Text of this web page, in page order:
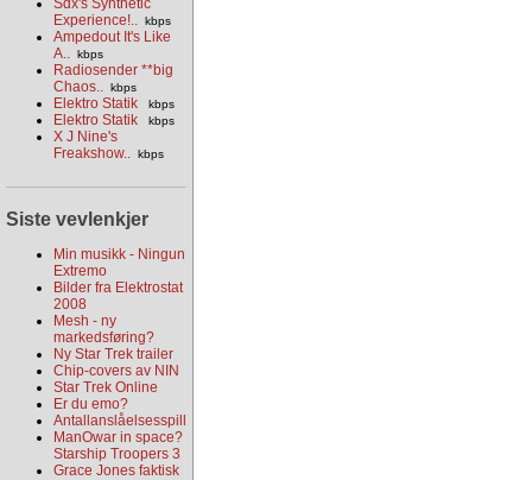
Sdx's Synthetic
Experience!.. kbps
Ampedout It's Like
A.. kbps
Radiosender **big
Chaos.. kbps
Elektro Statik kbps
Elektro Statik kbps
X J Nine's
Freakshow.. kbps
Siste vevlenkjer
Min musikk - Ningun
Extremo
Bilder fra Elektrostat
2008
Mesh - ny
markedsføring?
Ny Star Trek trailer
Chip-covers av NIN
Star Trek Online
Er du emo?
Antallanslåelsesspill
ManOwar in space?
Starship Troopers 3
Grace Jones faktisk